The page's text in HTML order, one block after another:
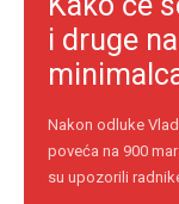
i druge
Nakon odluke
poveća na 900
su upozorili